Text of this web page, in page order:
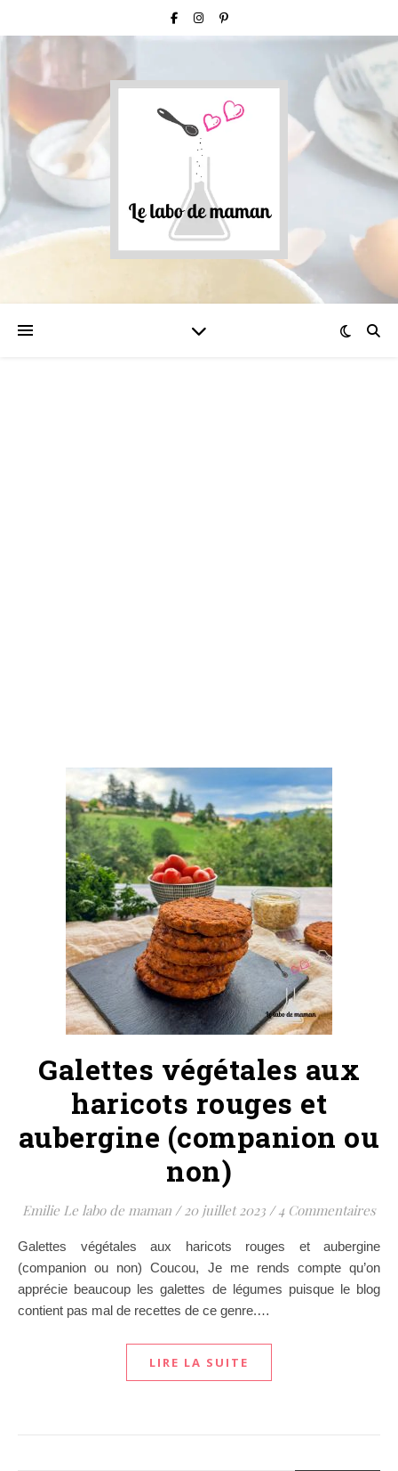
Galettes végétales aux
haricots rouges et
aubergine (companion ou
non)
Emilie Le labo de maman / 20 juillet 2023 / 4 Commentaires
Galettes végétales aux haricots rouges et aubergine
(companion ou non) Coucou, Je me rends compte qu’on
apprécie beaucoup les galettes de légumes puisque le blog
contient pas mal de recettes de ce genre.…
LIRE LA SUITE